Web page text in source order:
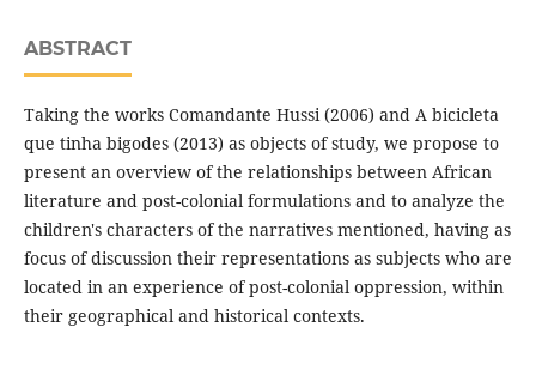
ABSTRACT
Taking the works Comandante Hussi (2006) and A bicicleta
que tinha bigodes (2013) as objects of study, we propose to
present an overview of the relationships between African
literature and post-colonial formulations and to analyze the
children's characters of the narratives mentioned, having as
focus of discussion their representations as subjects who are
located in an experience of post-colonial oppression, within
their geographical and historical contexts.